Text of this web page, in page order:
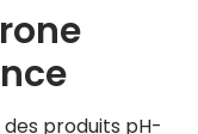
produits pH-